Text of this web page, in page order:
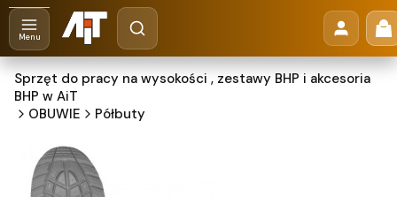
Otwórz wyszukiwarkę
Szukaj
Sprzęt do pracy na wysokości , zestawy BHP i akcesoria
BHP w AiT
OBUWIE
Półbuty
Menu